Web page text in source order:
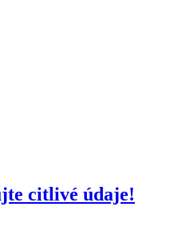
citlivé údaje!